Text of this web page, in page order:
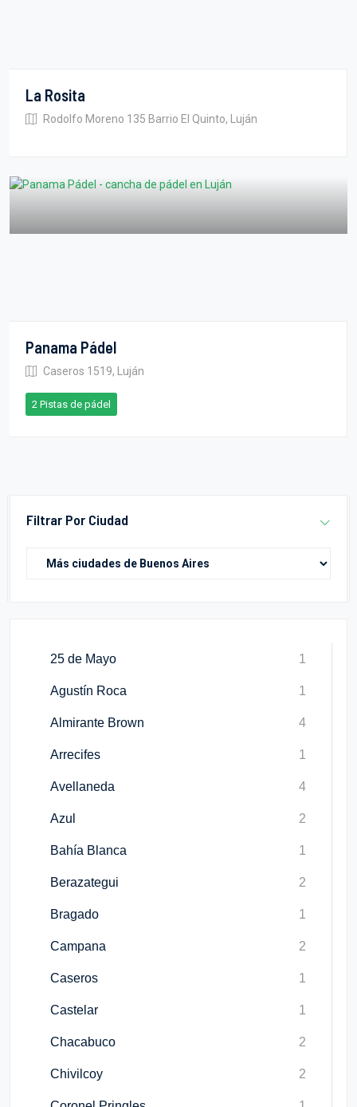
Filtrar Por Ciudad
La Rosita
Rodolfo Moreno 135 Barrio El Quinto, Luján
Panama Pádel
Caseros 1519, Luján
2 Pistas de pádel
25 de Mayo 1
Agustín Roca 1
Almirante Brown 4
Arrecifes 1
Avellaneda 4
Azul 2
Bahía Blanca 1
Berazategui 2
Bragado 1
Campana 2
Caseros 1
Castelar 1
Chacabuco 2
Chivilcoy 2